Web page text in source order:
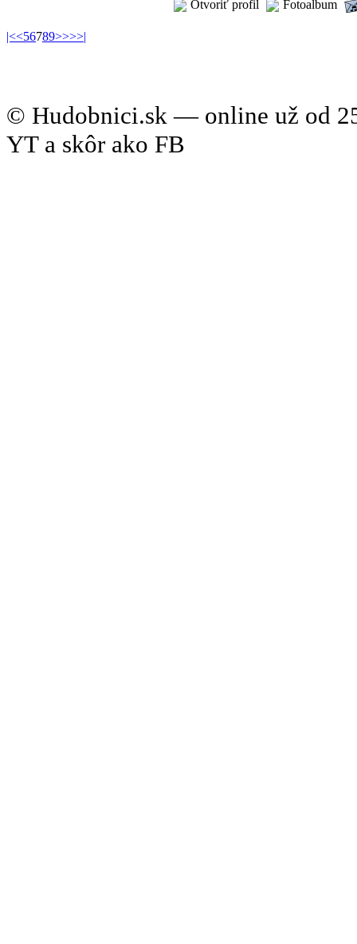
Otvoriť profil Fotoalbum
|<<56789>>>>|
© Hudobnici.sk — online už od
YT a skôr ako FB